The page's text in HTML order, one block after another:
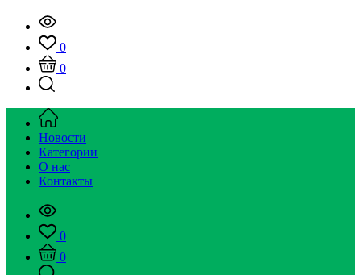
0
0
Новости
Категории
О нас
Контакты
0
0